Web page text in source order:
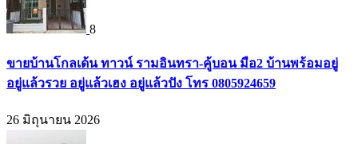
8
ขายบ้านโกลเด้น ทาวน์ รามอินทรา-คู้บอน มือ2 บ้านพร้อมอยู่
อยู่แล้วรวย อยู่แล้วเฮง อยู่แล้วปัง โทร 0805924659
26 มิถุนายน 2026